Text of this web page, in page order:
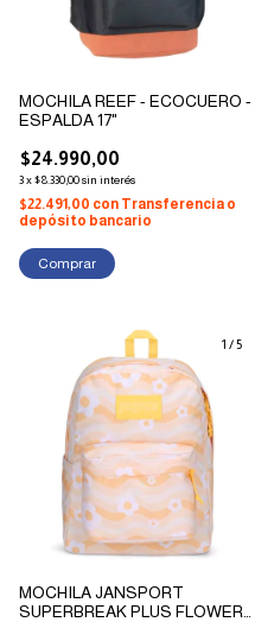
MOCHILA REEF - ECOCUERO -
ESPALDA 17"
$24.990,00
3x$8.330,00sin interés
$22.491,00 con Transferencia o
depósito bancario
1 /5
MOCHILA JANSPORT
SUPERBREAK PLUS FLOWER